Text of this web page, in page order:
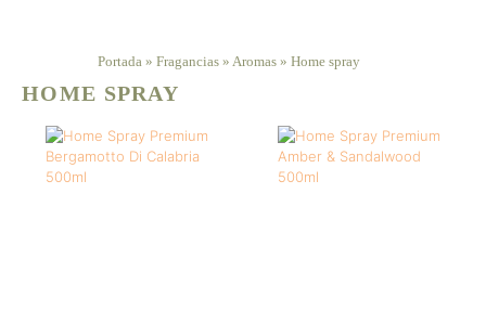
Portada » Fragancias » Aromas » Home spray
HOME SPRAY